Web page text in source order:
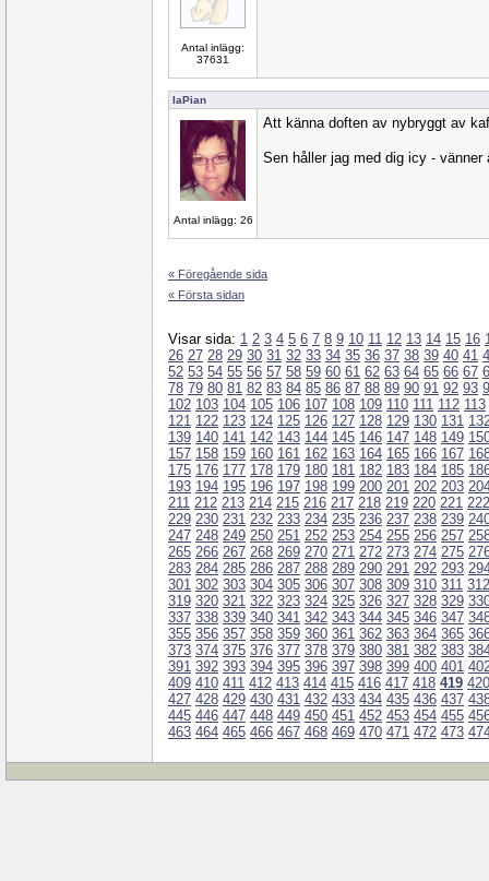
Antal inlägg:
37631
IaPian
Antal inlägg: 26
Att känna doften av nybryggt av
Sen håller jag med dig icy - vänner
« Föregående sida
« Första sidan
Visar sida: 1 2 3 4 5 6 7 8 9 10 11 12 13 14 15 16
26 27 28 29 30 31 32 33 34 35 36 37 38 39 40 41
52 53 54 55 56 57 58 59 60 61 62 63 64 65 66 67
78 79 80 81 82 83 84 85 86 87 88 89 90 91 92 93
102 103 104 105 106 107 108 109 110 111 112 113
121 122 123 124 125 126 127 128 129 130 131
139 140 141 142 143 144 145 146 147 148 149
157 158 159 160 161 162 163 164 165 166 167
175 176 177 178 179 180 181 182 183 184 185
193 194 195 196 197 198 199 200 201 202 203
211 212 213 214 215 216 217 218 219 220 221 222
229 230 231 232 233 234 235 236 237 238 239
247 248 249 250 251 252 253 254 255 256 257
265 266 267 268 269 270 271 272 273 274 275
283 284 285 286 287 288 289 290 291 292 293
301 302 303 304 305 306 307 308 309 310 311 312
319 320 321 322 323 324 325 326 327 328 329
337 338 339 340 341 342 343 344 345 346 347
355 356 357 358 359 360 361 362 363 364 365
373 374 375 376 377 378 379 380 381 382 383
391 392 393 394 395 396 397 398 399 400 401
409 410 411 412 413 414 415 416 417 418 419 420
427 428 429 430 431 432 433 434 435 436 437
445 446 447 448 449 450 451 452 453 454 455
463 464 465 466 467 468 469 470 471 472 473